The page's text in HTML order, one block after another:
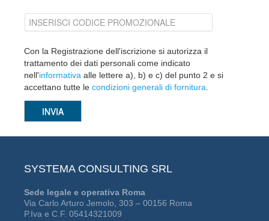
Con la Registrazione dell'iscrizione si autorizza il
trattamento dei dati personali come indicato
nell'informativa alle lettere a), b) e c) del punto 2 e si
accettano tutte le condizioni generali di fornitura
SYSTEMA CONSULTING SRL
Sede legale e operativa Roma
Via Carlo Arturo Jemolo, 303 – 00156 Roma
P.Iva e C.F. 05414321009